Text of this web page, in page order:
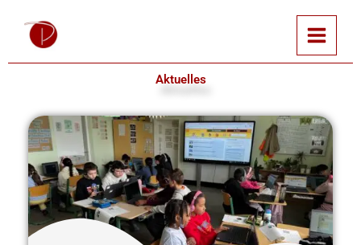
Inhalt
Aktuelles
Rezertifizierung
zur
Internet-
ABC-
Schule